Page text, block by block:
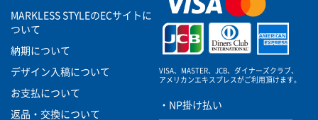
MARKLESS STYLEのECサイトに
ついて
納期について
デザイン入稿について
お支払について
返品・交換について
VISA、MASTER、JCB、ダイナーズクラブ、
アメリカンエキスプレスがご利用頂けます。
・NP掛け払い